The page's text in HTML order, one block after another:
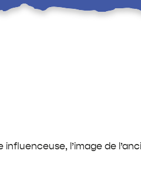
Les
l’image de